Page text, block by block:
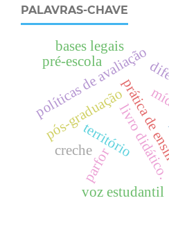
PALAVRAS-CHAVE
território
prática
políticas de avaliação
pós-graduaçãolivro
parfor
voz estudantil
pré-escola
creche
bases legais